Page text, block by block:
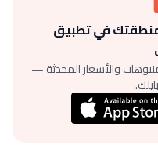
في تطبيق
والأسعار المحدثة —